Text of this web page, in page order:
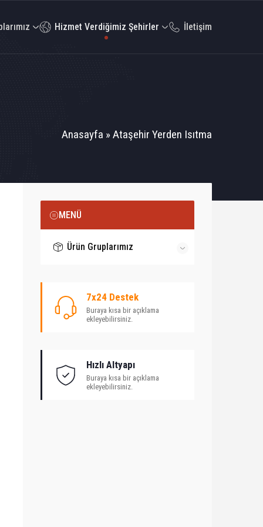
Hizmet Verdiğimiz Şehirler İletişim
Anasayfa »Ataşehir Yerden Isıtma
MENÜ
Ürün Gruplarımız
7x24 Destek
Buraya kısa bir açıklama
ekleyebilirsiniz.
Hızlı Altyapı
Buraya kısa bir açıklama
ekleyebilirsiniz.